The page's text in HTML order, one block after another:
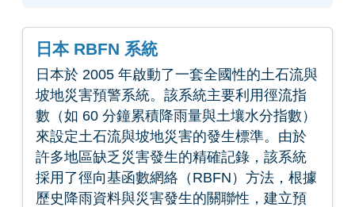
日本 RBFN 系統
日本於 2005 年啟動了一套全國性的土石流與
坡地災害預警系統。該系統主要利用徑流指
數（如 60 分鐘累積降雨量與土壤水分指數）
來設定土石流與坡地災害的發生標準。由於
許多地區缺乏災害發生的精確記錄，該系統
採用了徑向基函數網絡（RBFN）方法，根據
歷史降雨資料與災害發生的關聯性，建立預